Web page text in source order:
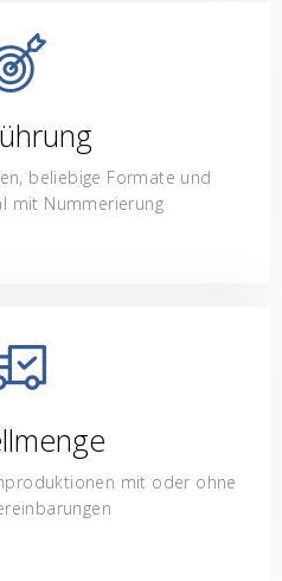
beliebige Formate und
mit Nummerierung
mit oder ohne